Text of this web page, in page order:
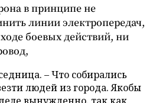
в принципе не
линии электропередач,
боевых действий, ни
– Что собирались
людей из города. Якобы